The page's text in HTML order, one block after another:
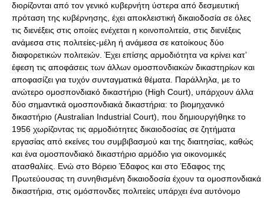
διορίζονται από τον γενικό κυβερνήτη ύστερα από δεσμευτική
πρόταση της κυβέρνησης, έχει αποκλειστική δικαιοδοσία σε όλες
τις διενέξεις στις οποίες ενέχεται η κοινοπολιτεία, στις διενέξεις
ανάμεσα στις πολιτείες-μέλη ή ανάμεσα σε κατοίκους δύο
διαφορετικών πολιτειών. Έχει επίσης αρμοδιότητα να κρίνει κατ’
έφεση τις αποφάσεις των άλλων ομοσπονδιακών δικαστηρίων και
αποφασίζει για τυχόν συνταγματικά θέματα. Παράλληλα, με το
ανώτερο ομοσπονδιακό δικαστήριο (High Court), υπάρχουν άλλα
δύο σημαντικά ομοσπονδιακά δικαστήρια: το βιομηχανικό
δικαστήριο (Αustralian Ιndustrial Court), που δημιουργήθηκε το
1956 χωρίζοντας τις αρμοδιότητες δικαιοδοσίας σε ζητήματα
εργασίας από εκείνες του συμβιβασμού και της διαιτησίας, καθώς
και ένα ομοσπονδιακό δικαστήριο αρμόδιο για οικονομικές
ατασθαλίες. Ενώ στο Βόρειο Έδαφος και στο Έδαφος της
Πρωτεύουσας τη συνηθισμένη δικαιοδοσία έχουν τα ομοσπονδιακά
δικαστήρια, στις ομόσπονδες πολιτείες υπάρχει ένα αυτόνομο